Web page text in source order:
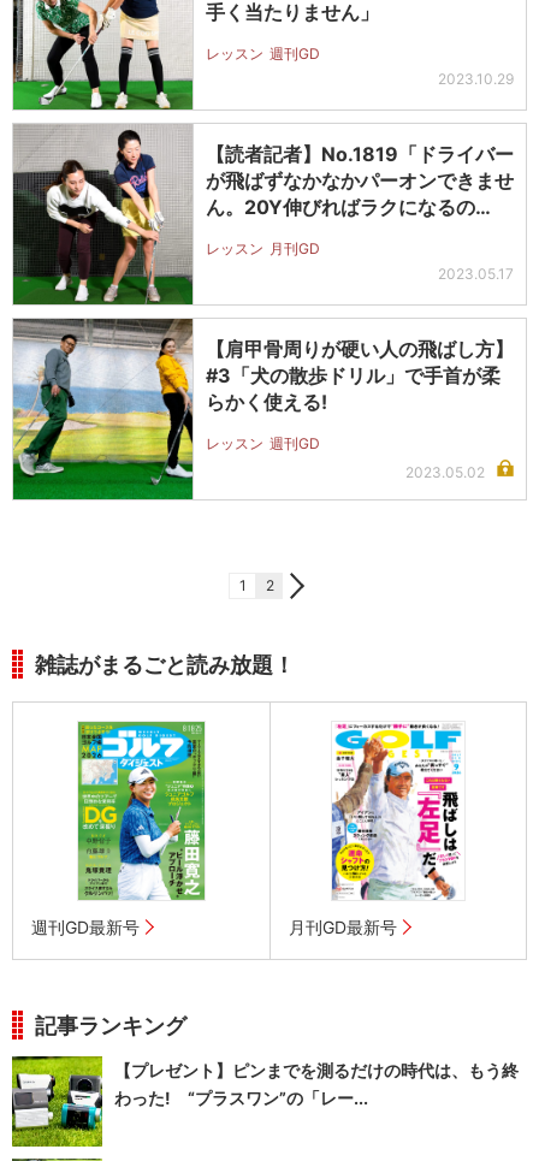
手く当たりません」
レッスン 週刊GD
2023.10.29
【読者記者】No.1819「ドライバー
が飛ばずなかなかパーオンできませ
ん。20Y伸びればラクになるの…
レッスン 月刊GD
2023.05.17
【肩甲骨周りが硬い人の飛ばし方】
#3「犬の散歩ドリル」で手首が柔
らかく使える!
レッスン 週刊GD
2023.05.02
1 2
雑誌がまるごと読み放題！
週刊GD最新号 月刊GD最新号
記事ランキング
【プレゼント】ピンまでを測るだけの時代は、もう終
わった! “プラスワン”の「レー...